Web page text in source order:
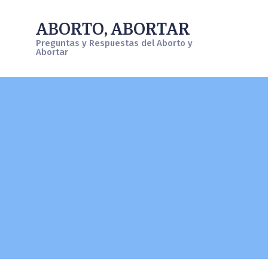
ABORTO, ABORTAR
Preguntas y Respuestas del Aborto y
Abortar